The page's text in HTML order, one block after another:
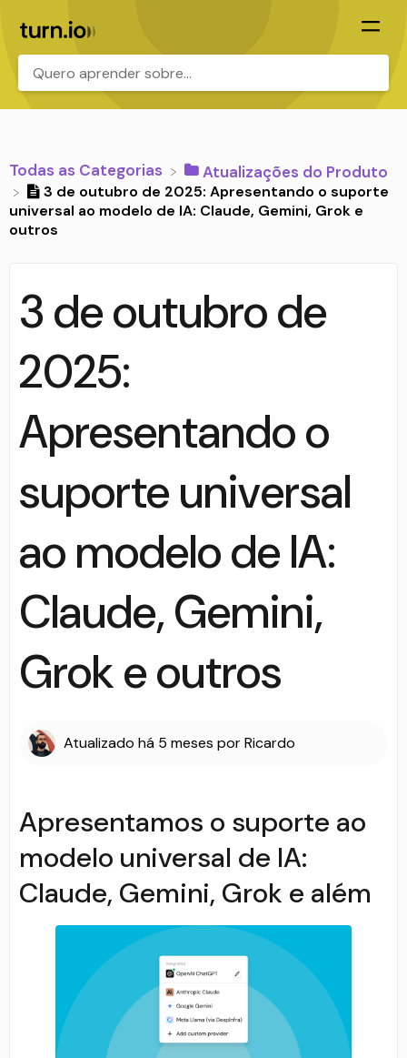
Todas as Categorias ​Atualizações do Produto
3 de outubro de 2025: Apresentando o suporte
universal ao modelo de IA: Claude, Gemini, Grok e
outros
3 de outubro de
2025:
Apresentando o
suporte universal
ao modelo de IA:
Claude, Gemini,
Grok e outros
Atualizado há 5 meses porRicardo
Apresentamos o suporte ao
modelo universal de IA:
Claude, Gemini, Grok e além
.